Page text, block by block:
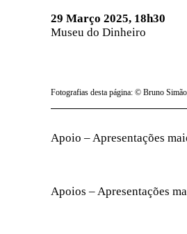
29 Março 2025, 18h30
Museu do Dinheiro
Fotografias desta página: © Bruno
Apoio – Apresentações
Apoios – Apresentações